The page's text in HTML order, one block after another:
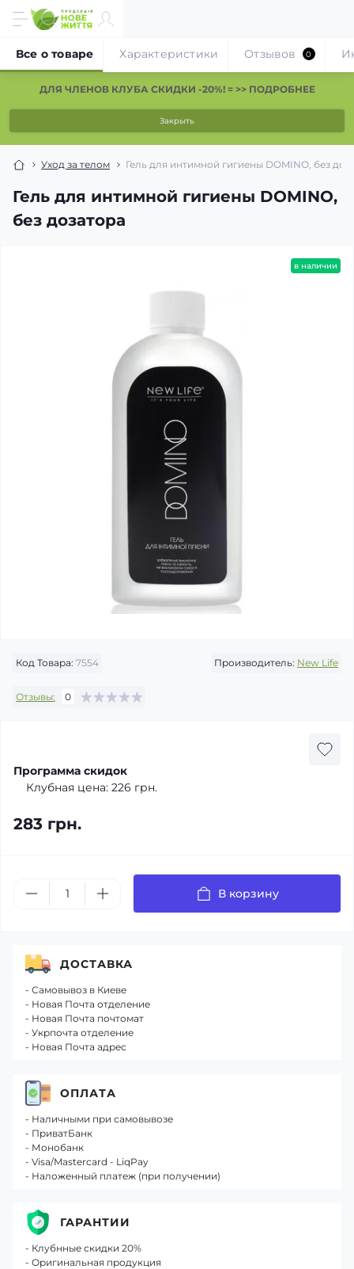
ДЛЯ ЧЛЕНОВ КЛУБА СКИДКИ -20%! = >> ПОДРОБНЕЕ
Закрыть
Уход за телом Гель для интимной гигиены DOMINO, без
Гель для интимной гигиены DOMINO,
без дозатора
Все о товаре Характеристики Отзывов 0
в наличии
Код Товара: 7554 Производитель: New Life
Отзывы: 0
Программа скидок
Клубная цена: 226 грн.
283 грн.
В корзину
ДОСТАВКА
- Самовывоз в Киеве
- Новая Почта отделение
- Новая Почта почтомат
- Укрпочта отделение
- Новая Почта адрес
ОПЛАТА
- Наличными при самовывозе
- ПриватБанк
- Монобанк
- Visa/Mastercard - LiqPay
- Наложенный платеж (при получении)
ГАРАНТИИ
- Клубнные скидки 20%
- Оригинальная продукция